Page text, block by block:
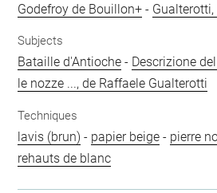
Godefroy de Bouillon+ -
Subjects
Bataille d'Antioche - Descrizione
le nozze ..., de Raffaele Gualterotti
Techniques
lavis (brun) - papier beige - pierre
rehauts de blanc